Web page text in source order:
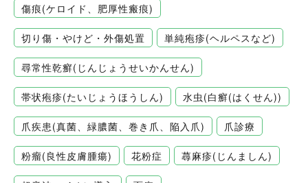
傷痕(ケロイド、肥厚性瘢痕)
切り傷・やけど・外傷処置 単純疱疹(ヘルペスなど)
尋常性乾癬(じんじょうせいかんせん)
帯状疱疹(たいじょうほうしん) 水虫(白癬(はくせん))
爪疾患(真菌、緑膿菌、巻き爪、陥入爪) 爪診療
粉瘤(良性皮膚腫瘍) 花粉症 蕁麻疹(じんましん)